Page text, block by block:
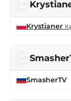
Krystianer
SmasherTV